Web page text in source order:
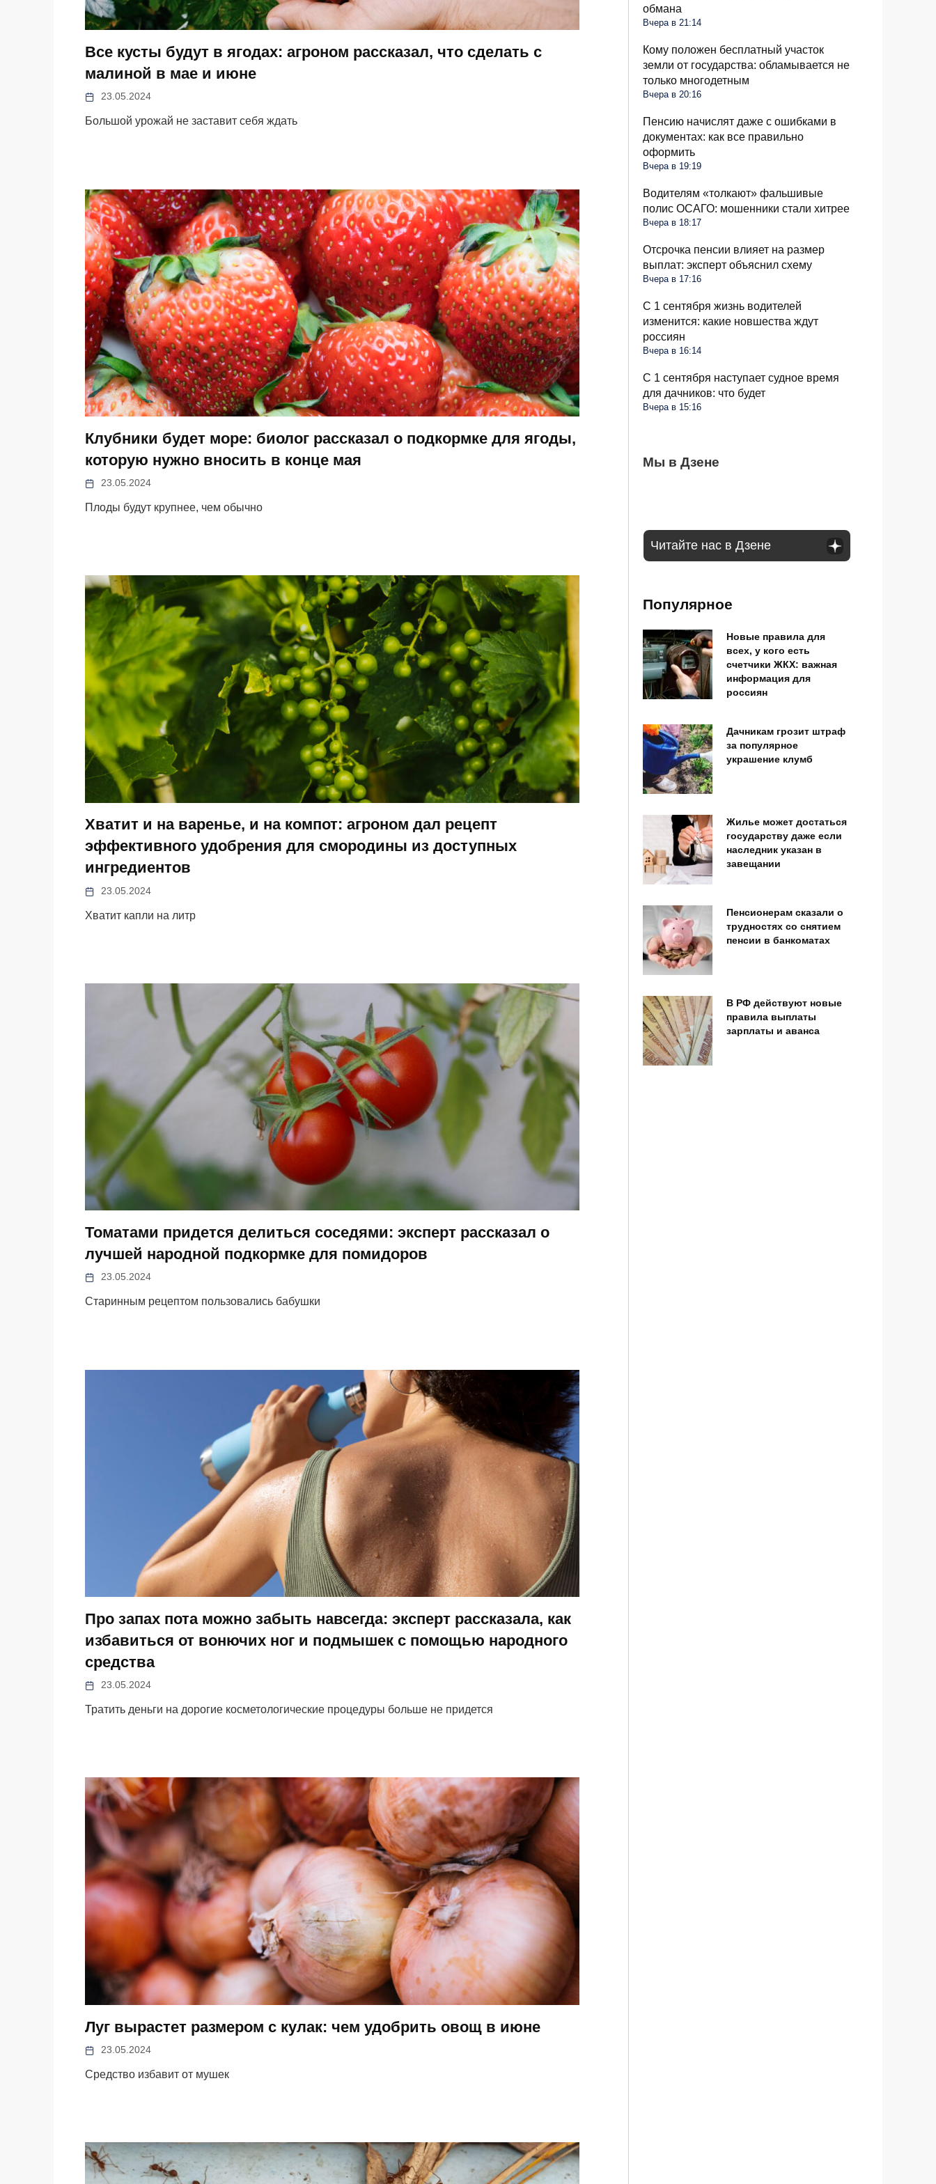
Все кусты будут в ягодах: агроном рассказал, что сделать с
малиной в мае и июне
23.05.2024
Большой урожай не заставит себя ждать
Клубники будет море: биолог рассказал о подкормке для ягоды,
которую нужно вносить в конце мая
23.05.2024
Плоды будут крупнее, чем обычно
Хватит и на варенье, и на компот: агроном дал рецепт
эффективного удобрения для смородины из доступных
ингредиентов
23.05.2024
Хватит капли на литр
Томатами придется делиться соседями: эксперт рассказал о
лучшей народной подкормке для помидоров
23.05.2024
Старинным рецептом пользовались бабушки
Про запах пота можно забыть навсегда: эксперт рассказала, как
избавиться от вонючих ног и подмышек с помощью народного
средства
23.05.2024
Тратить деньги на дорогие косметологические процедуры больше не придется
Луг вырастет размером с кулак: чем удобрить овощ в июне
23.05.2024
Средство избавит от мушек
обмана
Вчера в 21:14
Кому положен бесплатный участок
земли от государства: обламывается не
только многодетным
Вчера в 20:16
Пенсию начислят даже с ошибками в
документах: как все правильно
оформить
Вчера в 19:19
Водителям «толкают» фальшивые
полис ОСАГО: мошенники стали хитрее
Вчера в 18:17
Отсрочка пенсии влияет на размер
выплат: эксперт объяснил схему
Вчера в 17:16
С 1 сентября жизнь водителей
изменится: какие новшества ждут
россиян
Вчера в 16:14
С 1 сентября наступает судное время
для дачников: что будет
Вчера в 15:16
Мы в Дзене
Для СНТ введут единый тариф на
электричество: ФАС выступила с
Правила для пассажиров автобусов будут
Мошенники плотно взялись за
Читайте нас в Дзене
Популярное
Новые правила для
всех, у кого есть
счетчики ЖКХ: важная
информация для
россиян
Дачникам грозит штраф
за популярное
украшение клумб
Жилье может достаться
государству даже если
наследник указан в
завещании
Пенсионерам сказали о
трудностях со снятием
пенсии в банкоматах
В РФ действуют новые
правила выплаты
зарплаты и аванса